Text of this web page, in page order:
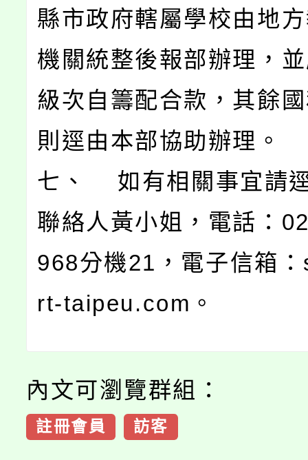
縣市政府轄屬學校由地
機關統整後報部辦理，
級次自籌配合款，其餘
則逕由本部協助辦理。
七、 如有相關事宜請
聯絡人黃小姐，電話：
968分機21，電子信箱
rt-taipeu.com。
內文可瀏覽群組：
註冊會員 訪客